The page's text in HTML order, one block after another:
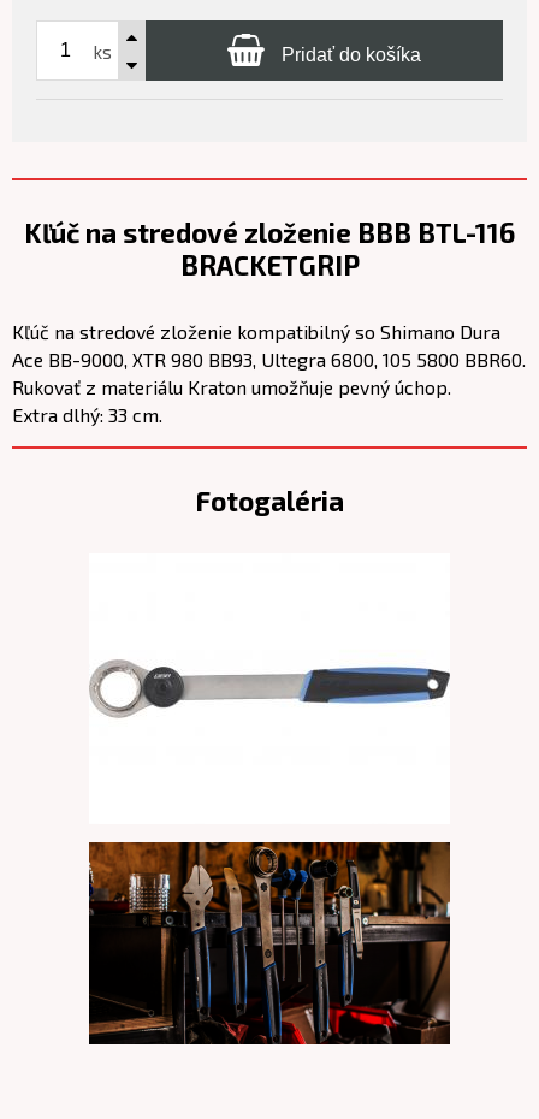
ks Pridať do košíka
Kľúč na stredové zloženie BBB BTL-116
BRACKETGRIP
Kľúč na stredové zloženie kompatibilný so Shimano Dura
Ace BB-9000, XTR 980 BB93, Ultegra 6800, 105 5800 BBR60.
Rukovať z materiálu Kraton umožňuje pevný úchop.
Extra dlhý: 33 cm.
Fotogaléria